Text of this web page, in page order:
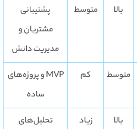
بالا متوسط
پشتیبانی
مشتریان و
مدیریت دانش
متوسط کم
MVP و پروژه‌های
ساده
بالا زیاد
تحلیل‌های